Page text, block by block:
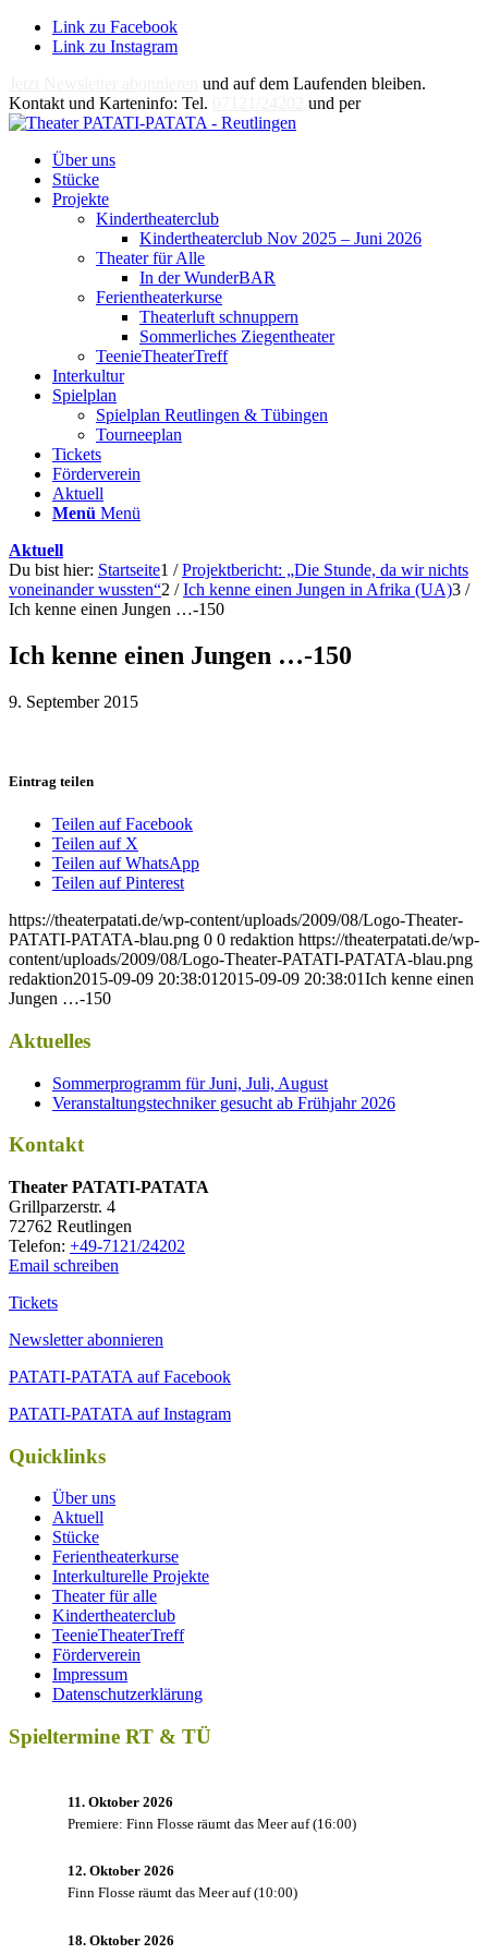
Link zu Facebook
Link zu Instagram
und auf dem Laufenden bleiben.
Kontakt und Karteninfo: Tel.
und per
Über uns
Stücke
Projekte
Kindertheaterclub
Kindertheaterclub Nov 2025 – Juni 2026
Theater für Alle
In der WunderBAR
Ferientheaterkurse
Theaterluft schnuppern
Sommerliches Ziegentheater
TeenieTheaterTreff
Interkultur
Spielplan
Spielplan Reutlingen & Tübingen
Tourneeplan
Tickets
Förderverein
Aktuell
Menü Menü
Aktuell
Du bist hier: Startseite1 / Projektbericht: „Die Stunde, da wir nichts
voneinander wussten“2 / Ich kenne einen Jungen in Afrika (UA)3 /
Ich kenne einen Jungen …-150
Ich kenne einen Jungen …-150
9. September 2015
Eintrag teilen
Teilen auf Facebook
Teilen auf X
Teilen auf WhatsApp
Teilen auf Pinterest
https://theaterpatati.de/wp-content/uploads/2009/08/Logo-Theater-
PATATI-PATATA-blau.png 0 0 redaktion https://theaterpatati.de/wp-
content/uploads/2009/08/Logo-Theater-PATATI-PATATA-blau.png
redaktion2015-09-09 20:38:01 2015-09-09 20:38:01Ich kenne einen
Jungen …-150
Aktuelles
Sommerprogramm für Juni, Juli, August
Veranstaltungstechniker gesucht ab Frühjahr 2026
Kontakt
Thea­ter PATATI-PATATA
Grill­par­zer­str. 4
72762 Reutlingen
Tele­fon: +49-7121/24202
Email schreiben
Tickets
Newsletter abonnieren
PATATI-PATATA auf Facebook
PATATI-PATATA auf Instagram
Quicklinks
Über uns
Aktuell
Stücke
Ferientheaterkurse
Interkulturelle Projekte
Theater für alle
Kindertheaterclub
TeenieTheaterTreff
Förderverein
Impressum
Datenschutzerklärung
Spieltermine RT & TÜ
11. Oktober 2026
Premiere: Finn Flosse räumt das Meer auf(16:00)
12. Oktober 2026
Finn Flosse räumt das Meer auf(10:00)
18. Oktober 2026